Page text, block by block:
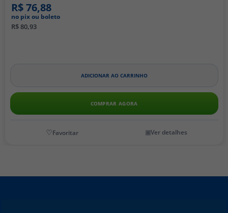
R$ 76,88
no pix ou boleto
R$ 80,93
ADICIONAR AO CARRINHO
COMPRAR AGORA
Ver detalhes